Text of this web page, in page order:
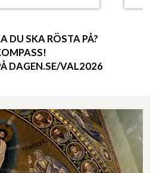
DU SKA RÖSTA PÅ?
DAGEN.SE/VAL2026